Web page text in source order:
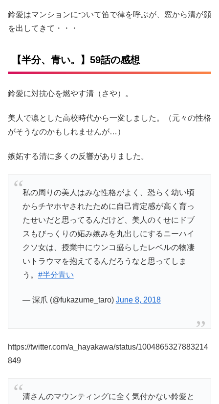
鈴愛はマンションについて笛で律を呼ぶが、窓から清が顔
を出してきて・・・
【半分、青い。】59話の感想
鈴愛に対抗心を燃やす清（さや）。
美人で凛とした高校時代から一変しました。（元々の性格
がそうなのかもしれませんが…）
嫉妬する清に多くの反響がありました。
私の周りの美人はみな性格がよく、恐らく幼い頃
からチヤホヤされたために自己肯定感が高く育っ
たせいだと思ってるんだけど、美人のくせにドブ
スもびっくりの妬み嫉みを丸出しにするニーハイ
クソ女は、授業中にウンコ盛らしたレベルの物凄
いトラウマを抱えてるんだろうなと思ってしま
う。 #半分青い
— 深爪 (@fukazume_taro) June 8, 2018
https://twitter.com/a_hayakawa/status/1004865327883214
849
清さんのマウンティングに全く気付かない鈴愛と